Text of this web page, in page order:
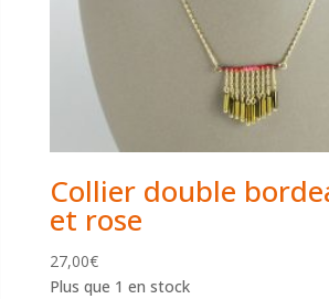
Collier double
et rose
27,00€
Plus que 1 en stock